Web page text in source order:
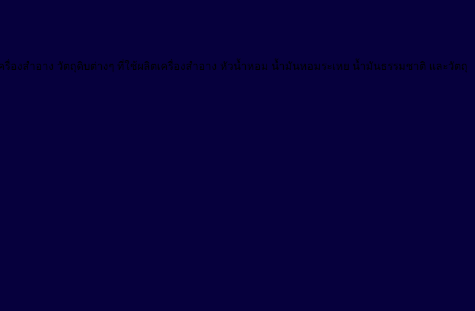
งสำอาง วัตถุดิบต่างๆ ที่ใช้ผลิตเครื่องสำอาง หัวน้ำหอม น้ำมันหอมระเหย น้ำมันธรรมชาติ และวัตถุ